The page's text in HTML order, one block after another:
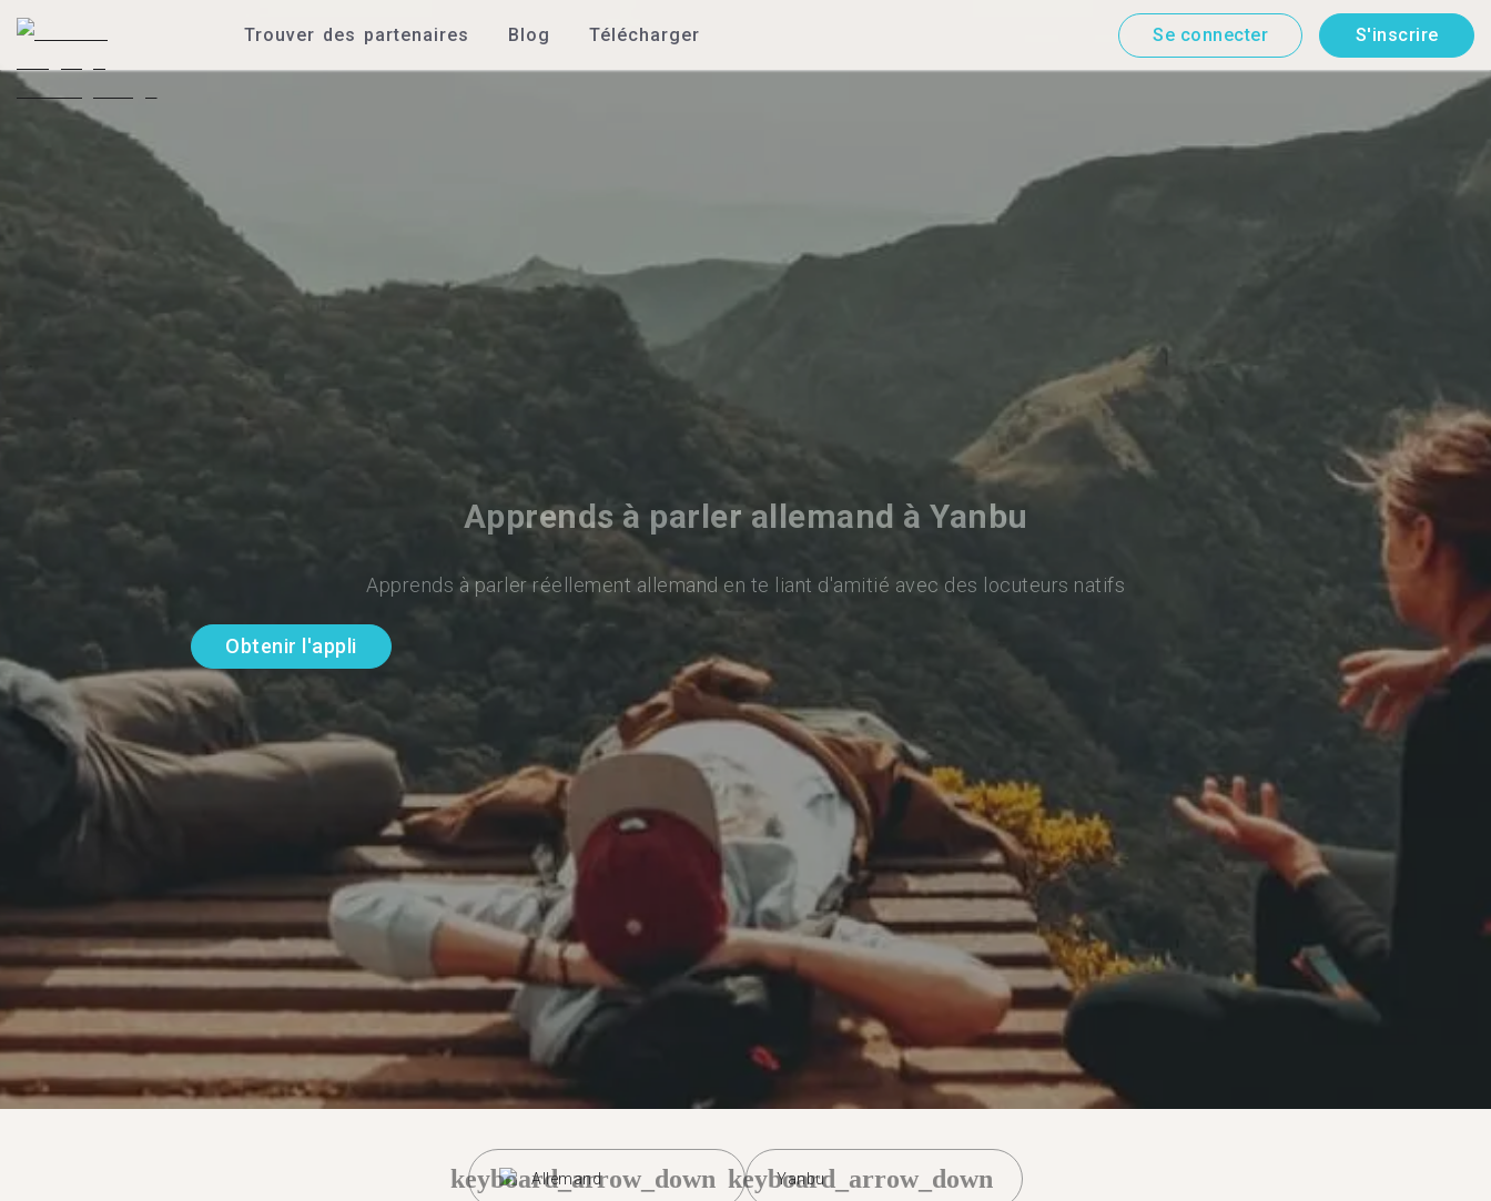
Trouver des partenaires Blog Télécharger Se connecter S'inscrire
Apprends à parler allemand à Yanbu
Apprends à parler réellement allemand en te liant d'amitié avec des locuteurs natifs
Obtenir l'appli
Allemand
keyboard_arrow_down Yanbu
keyboard_arrow_down